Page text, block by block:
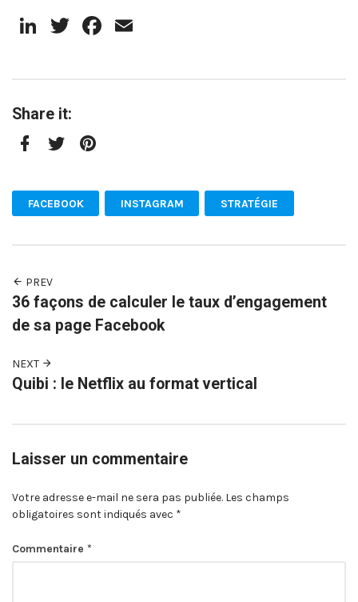
LinkedIn
TwitterFacebook
Share it:
FACEBOOK INSTAGRAM STRATÉGIE
PREV
36 façons de calculer le taux d’engagement
de sa page Facebook
NEXT
Quibi : le Netflix au format vertical
Laisser un commentaire
Votre adresse e-mail ne sera pas publiée. Les champs
obligatoires sont indiqués avec *
Commentaire *